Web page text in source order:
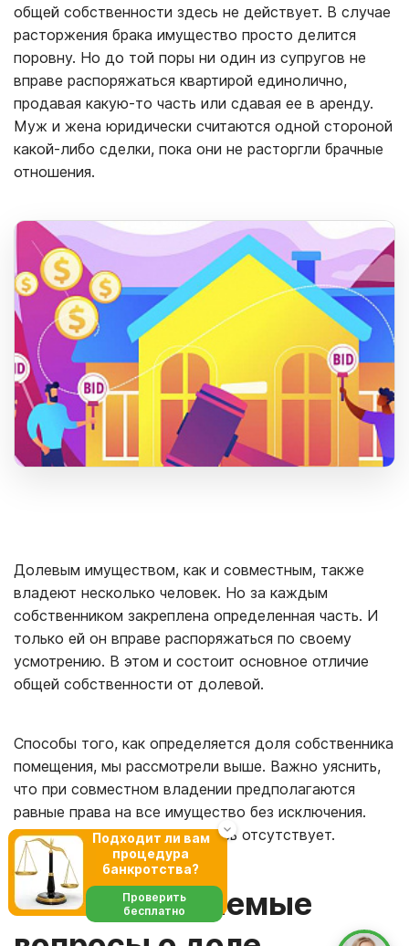
общей собственности здесь не действует. В случае
расторжения брака имущество просто делится
поровну. Но до той поры ни один из супругов не
вправе распоряжаться квартирой единолично,
продавая какую-то часть или сдавая ее в аренду.
Муж и жена юридически считаются одной стороной
какой-либо сделки, пока они не расторгли брачные
отношения.
Долевым имуществом, как и совместным, также
владеют несколько человек. Но за каждым
собственником закреплена определенная часть. И
только ей он вправе распоряжаться по своему
усмотрению. В этом и состоит основное отличие
общей собственности от долевой.
Способы того, как определяется доля собственника
помещения, мы рассмотрели выше. Важно уяснить,
что при совместном владении предполагаются
равные права на все имущество без исключения.
Долевое распределение здесь отсутствует.
Часто задаваемые
Подходит ли вам
процедура
банкротства?
Проверить
бесплатно